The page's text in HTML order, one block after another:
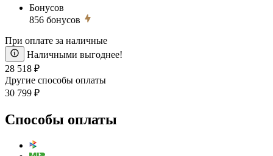
Бонусов
856 бонусов
При оплате за наличные
Наличными выгоднее!
28 518 ₽
Другие способы оплаты
30 799 ₽
Способы оплаты